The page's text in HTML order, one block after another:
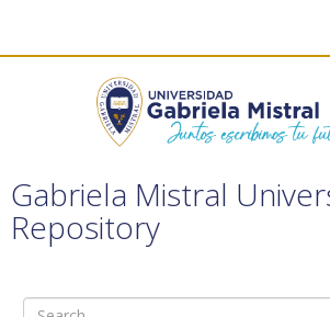
Gabriela Mistral
Repository